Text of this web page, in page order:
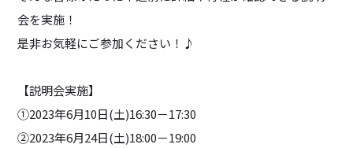
会を実施！
是非お気軽にご参加ください！♪
【説明会実施】
①2023年6月10日(土)16:30－17:30
②2023年6月24日(土)18:00－19:00